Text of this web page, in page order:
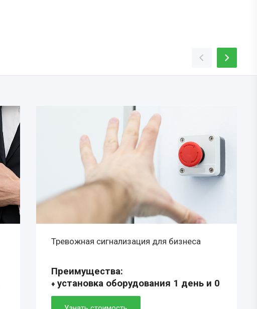
Тревожная сигнализация для бизнеса
Преимущества:
♦ установка оборудования 1 день и 0
рублей